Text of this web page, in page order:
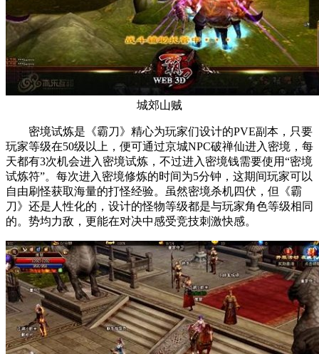
城郊山贼
密境试炼是《霸刀》精心为玩家们设计的PVE副本，只要
玩家等级在50级以上，便可通过京城NPC破禅仙进入密境，每
天都有3次机会进入密境试炼，不过进入密境钱需要使用“密境
试炼符”。每次进入密境修炼的时间为5分钟，这期间玩家可以
自由刷怪获取海量的打怪经验。虽然密境杀机四伏，但《霸
刀》还是人性化的，设计的怪物等级都是与玩家角色等级相同
的。势均力敌，更能在对决中感受竞技刺激快感。